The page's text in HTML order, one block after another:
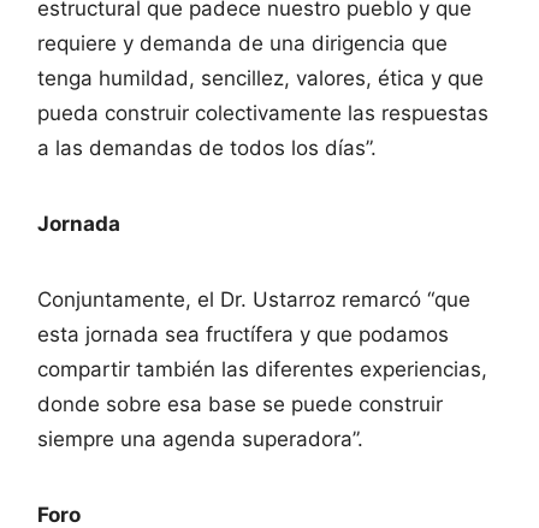
estructural que padece nuestro pueblo y que
requiere y demanda de una dirigencia que
tenga humildad, sencillez, valores, ética y que
pueda construir colectivamente las respuestas
a las demandas de todos los días”.
Jornada
Conjuntamente, el Dr. Ustarroz remarcó “que
esta jornada sea fructífera y que podamos
compartir también las diferentes experiencias,
donde sobre esa base se puede construir
siempre una agenda superadora”.
Foro